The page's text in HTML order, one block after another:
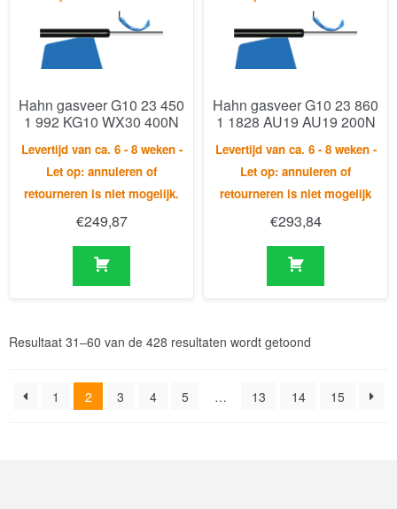
Hahn gasveer G10 23 450
1 992 KG10 WX30 400N
Levertijd van ca. 6 - 8 weken -
Let op: annuleren of
retourneren is niet mogelijk.
€249,87
Hahn gasveer G10 23 860
1 1828 AU19 AU19 200N
Levertijd van ca. 6 - 8 weken -
Let op: annuleren of
retourneren is niet mogelijk
€293,84
Resultaat 31–60 van de 428 resultaten wordt getoond
1 2 3 4 5 … 13 14 15